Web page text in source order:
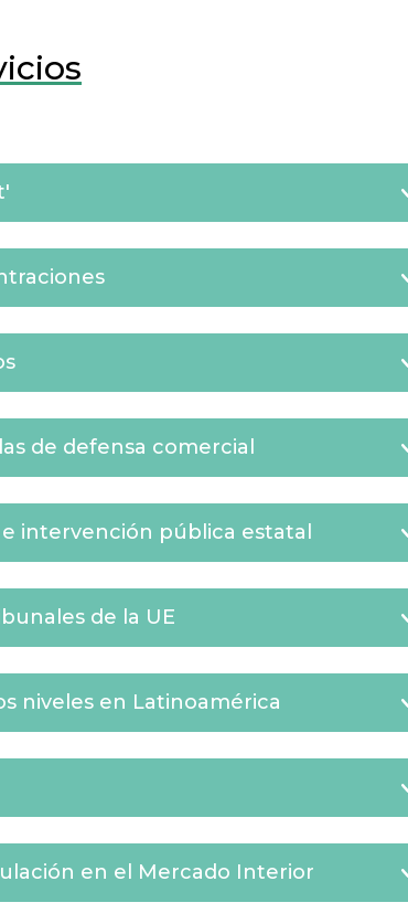
de defensa comercial
intervención pública estatal
de la UE
niveles en Latinoamérica
en el Mercado Interior